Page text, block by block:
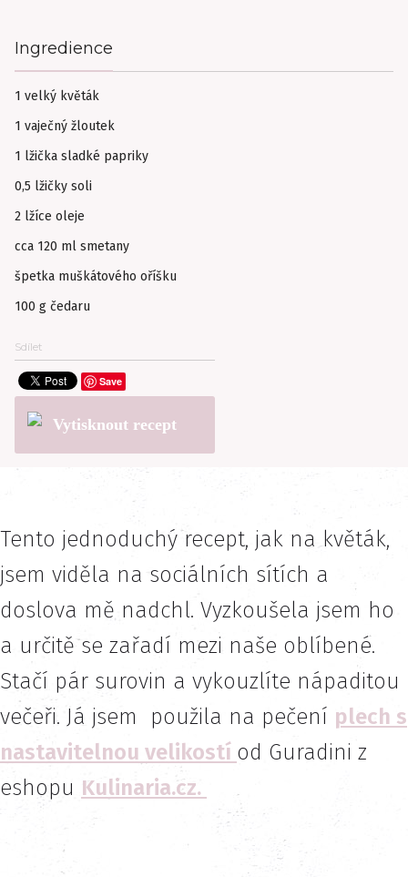
Ingredience
1 velký květák
1 vaječný žloutek
1 lžička sladké papriky
0,5 lžičky soli
2 lžíce oleje
cca 120 ml smetany
špetka muškátového oříšku
100 g čedaru
Sdílet
Save
Vytisknout recept
Tento jednoduchý recept, jak na květák,
jsem viděla na sociálních sítích a
doslova mě nadchl. Vyzkoušela jsem ho
a určitě se zařadí mezi naše oblíbené.
Stačí pár surovin a vykouzlíte nápaditou
večeři. Já jsem použila na pečení plech s
nastavitelnou velikostí od Guradini z
eshopu Kulinaria.cz.